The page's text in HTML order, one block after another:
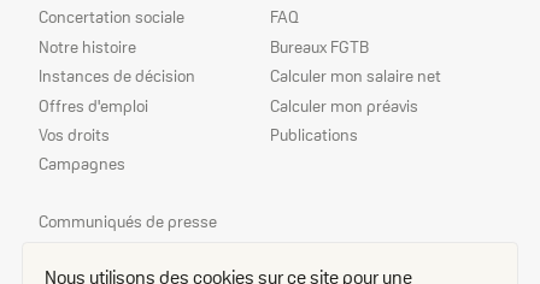
Concertation sociale
Notre histoire
Instances de décision
Offres d'emploi
Vos droits
Campagnes
FAQ
Bureaux FGTB
Calculer mon salaire net
Calculer mon préavis
Publications
Nos
Communiqués de presse
Nous utilisons des cookies sur ce site pour une